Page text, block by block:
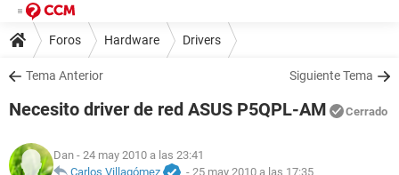
Foros Hardware Drivers
Tema Anterior Siguiente Tema
Necesito driver de red ASUS P5QPL-AM Cerrado
Dan - 24 may 2010 a las 23:41
Carlos Villagómez
- 25 may 2010 a las 17:35